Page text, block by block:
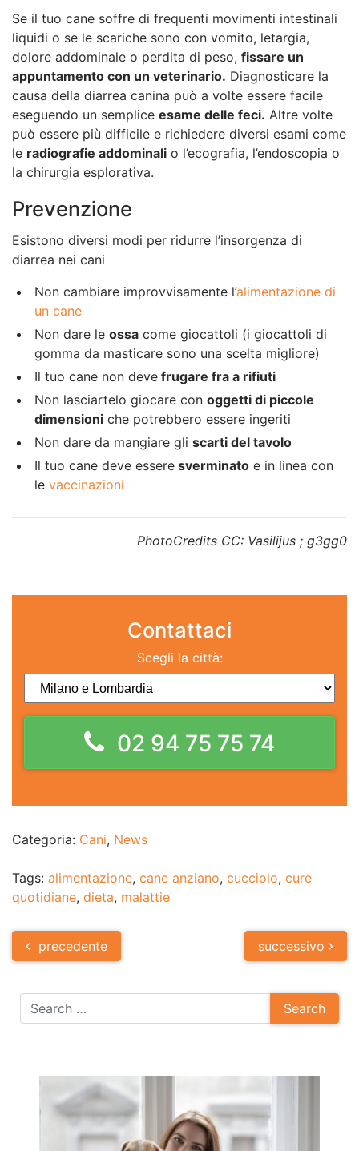
Se il tuo cane soffre di frequenti movimenti intestinali
liquidi o se le scariche sono con vomito, letargia,
dolore addominale o perdita di peso, fissare un
appuntamento con un veterinario. Diagnosticare la
causa della diarrea canina può a volte essere facile
eseguendo un semplice esame delle feci. Altre volte
può essere più difficile e richiedere diversi esami come
le radiografie addominali o l’ecografia, l’endoscopia o
la chirurgia esplorativa.
Prevenzione
Esistono diversi modi per ridurre l’insorgenza di
diarrea nei cani
Non cambiare improvvisamente l’alimentazione di
un cane
Non dare le ossa come giocattoli (i giocattoli di
gomma da masticare sono una scelta migliore)
Il tuo cane non deve frugare fra a rifiuti
Non lasciartelo giocare con oggetti di piccole
dimensioni che potrebbero essere ingeriti
Non dare da mangiare gli scarti del tavolo
Il tuo cane deve essere sverminato e in linea con
le vaccinazioni
PhotoCredits CC: Vasilijus ; g3gg0
Contattaci
Scegli la città:
02 94 75 75 74
Categoria: Cani, News
Tags: alimentazione, cane anziano, cucciolo, cure
quotidiane, dieta, malattie
Post
navigation
precedente successivo